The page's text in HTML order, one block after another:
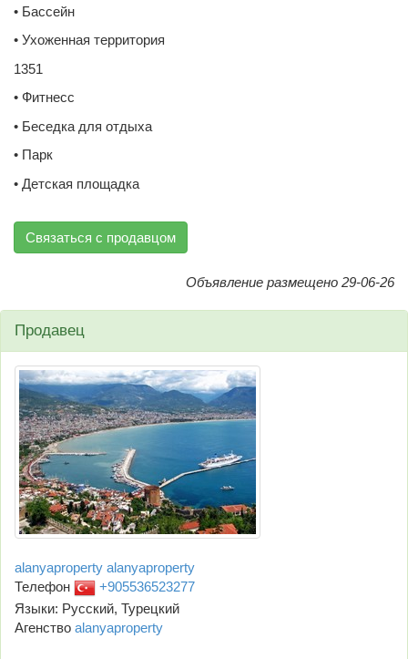
• Бассейн
• Ухоженная территория
1351
• Фитнесс
• Беседка для отдыха
• Парк
• Детская площадка
Связаться с продавцом
Объявление размещено 29-06-26
Продавец
alanyaproperty alanyaproperty
Телефон
+905536523277
Языки: Русский, Турецкий
Агенство alanyaproperty